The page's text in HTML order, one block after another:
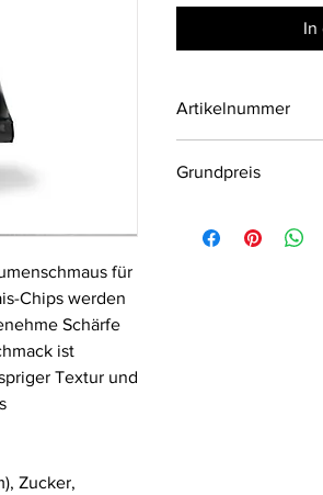
für
Chips werden
Schärfe
ist
Textur und
Zucker,
In
Artikelnummer
Grundpreis